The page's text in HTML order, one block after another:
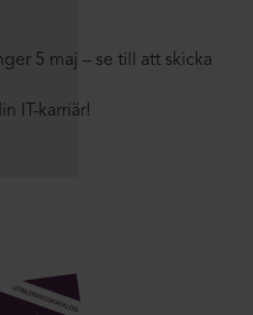
5 maj – se till att skicka
IT-karriär!